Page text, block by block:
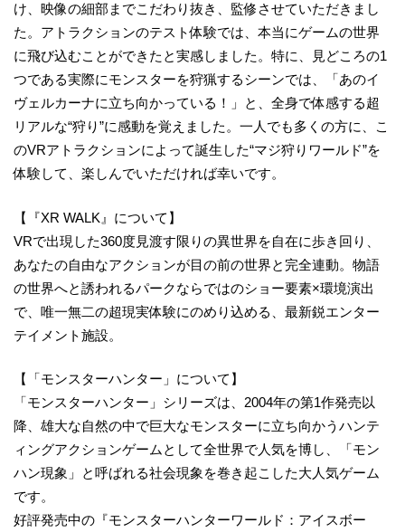
け、映像の細部までこだわり抜き、監修させていただきまし
た。アトラクションのテスト体験では、本当にゲームの世界
に飛び込むことができたと実感しました。特に、見どころの1
つである実際にモンスターを狩猟するシーンでは、「あのイ
ヴェルカーナに立ち向かっている！」と、全身で体感する超
リアルな“狩り”に感動を覚えました。一人でも多くの方に、こ
のVRアトラクションによって誕生した“マジ狩りワールド”を
体験して、楽しんでいただければ幸いです。
【『XR WALK』について】
VRで出現した360度見渡す限りの異世界を自在に歩き回り、
あなたの自由なアクションが目の前の世界と完全連動。物語
の世界へと誘われるパークならではのショー要素×環境演出
で、唯一無二の超現実体験にのめり込める、最新鋭エンター
テイメント施設。
【「モンスターハンター」について】
「モンスターハンター」シリーズは、2004年の第1作発売以
降、雄大な自然の中で巨大なモンスターに立ち向かうハンテ
ィングアクションゲームとして全世界で人気を博し、「モン
ハン現象」と呼ばれる社会現象を巻き起こした大人気ゲーム
です。
好評発売中の『モンスターハンターワールド：アイスボー